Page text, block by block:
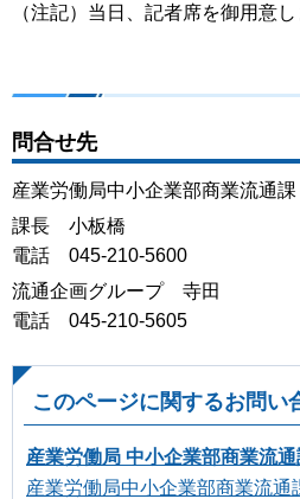
（注記）当日、記者席を御用意し
問合せ先
産業労働局中小企業部商業流通課
課長 小板橋
電話 045-210-5600
流通企画グループ 寺田
電話 045-210-5605
このページに関するお問い
産業労働局 中小企業部商業流通
産業労働局中小企業部商業流通